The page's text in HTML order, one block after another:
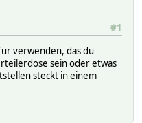
#1
verwenden, das du
sein oder etwas
steckt in einem